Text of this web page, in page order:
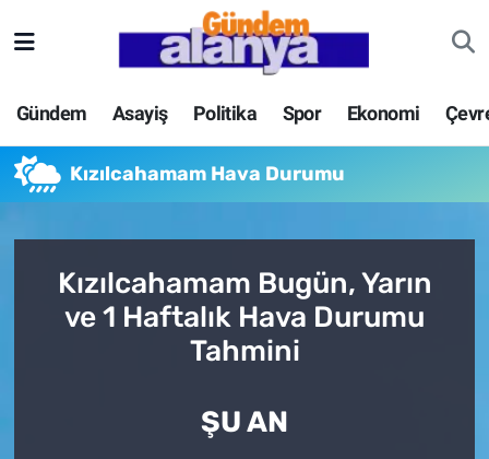
Gündem Asayiş Politika Spor Ekonomi
Kızılcahamam Hava Durumu
Kızılcahamam Bugün, Yarın
ve 1 Haftalık Hava Durumu
Tahmini
ŞU AN